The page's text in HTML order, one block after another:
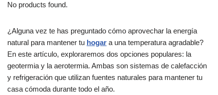
No products found.
¿Alguna vez te has preguntado cómo aprovechar la energía
natural para mantener tu hogar a una temperatura agradable?
En este artículo, exploraremos dos opciones populares: la
geotermia y la aerotermia. Ambas son sistemas de calefacción
y refrigeración que utilizan fuentes naturales para mantener tu
casa cómoda durante todo el año.